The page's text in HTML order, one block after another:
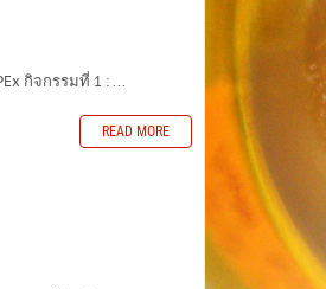
กิจกรรมที่ 1 : ...
READ MORE